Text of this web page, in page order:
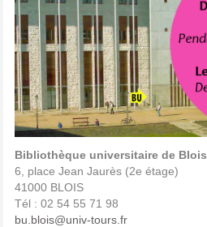
Bibliothèque universitaire de Blois
6, place Jean Jaurès (2e étage)
41000 BLOIS
Tél : 02 54 55 71 98
bu.blois@univ-tours.fr